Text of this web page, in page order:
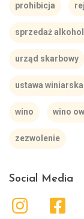
prohibicja
sprzedaż
urząd skarbowy
ustawa winiarska
wino wino
zezwolenie
Social Media